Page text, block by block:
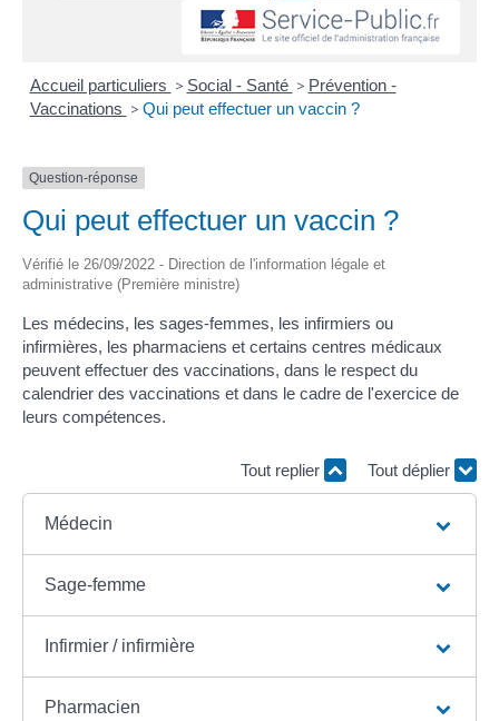
Accueil particuliers > Social - Santé > Prévention -
Vaccinations > Qui peut effectuer un vaccin ?
Question-réponse
Qui peut effectuer un vaccin ?
Vérifié le 26/09/2022 - Direction de l'information légale et
administrative (Première ministre)
Les médecins, les sages-femmes, les infirmiers ou
infirmières, les pharmaciens et certains centres médicaux
peuvent effectuer des vaccinations, dans le respect du
calendrier des vaccinations et dans le cadre de l'exercice de
leurs compétences.
Tout replier Tout déplier
Médecin
Sage-femme
Infirmier / infirmière
Pharmacien